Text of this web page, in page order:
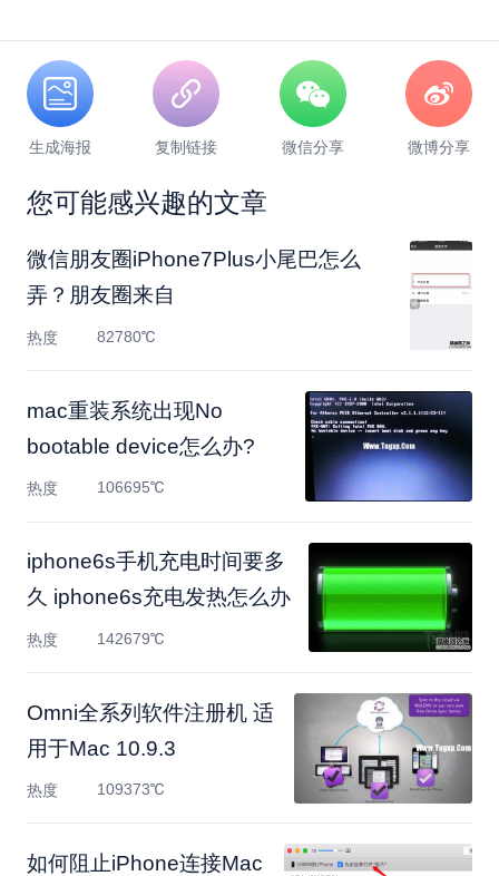
生成海报 复制链接 微信分享 微博分享
您可能感兴趣的文章
微信朋友圈iPhone7Plus小尾巴怎么
弄？朋友圈来自
热度 82780℃
mac重装系统出现No
bootable device怎么办?
热度 106695℃
iphone6s手机充电时间要多
久 iphone6s充电发热怎么办
热度 142679℃
Omni全系列软件注册机 适
用于Mac 10.9.3
热度 109373℃
如何阻止iPhone连接Mac